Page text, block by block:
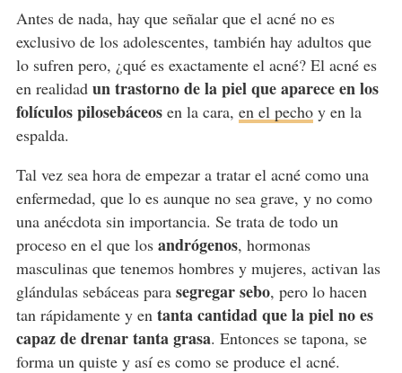
Antes de nada, hay que señalar que el acné no es
exclusivo de los adolescentes, también hay adultos que
lo sufren pero, ¿qué es exactamente el acné? El acné es
en realidadun trastorno de la piel que aparece en los
folículos pilosebáceosen la cara, en el pechoy en la
espalda.
Tal vez sea hora de empezar a tratar el acné como una
enfermedad, que lo es aunque no sea grave, y no como
una anécdota sin importancia. Se trata de todo un
proceso en el que los andrógenos, hormonas
masculinas que tenemos hombres y mujeres, activan las
glándulas sebáceas para segregar sebo, pero lo hacen
tan rápidamente y en tanta cantidad que la piel no es
capaz de drenar tanta grasa. Entonces se tapona, se
forma un quiste y así es como se produce el acné.